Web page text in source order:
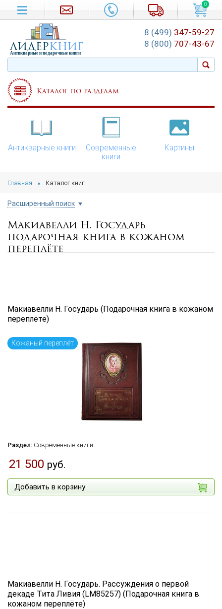
Каталог по разделам
Антикварные книги
Современные
книги
Картины
Главная » Каталог книг
Расширенный поиск
Цена руб.
от
до
Язык книги
по дате поступления (новинки)
Макиавелли Н. Государь
подарочная книга в кожаном
переплёте
Макиавелли Н. Государь (Подарочная книга в кожаном
переплёте)
Кожаный переплёт
Раздел: Современные книги
21 500 руб.
Добавить в корзину
Макиавелли Н. Государь. Рассуждения о первой
декаде Тита Ливия (LM85257) (Подарочная книга в
кожаном переплёте)
0
лидеркниг
Антикварные и подарочные книги
8 (499) 347-59-27
8 (800) 707-43-67